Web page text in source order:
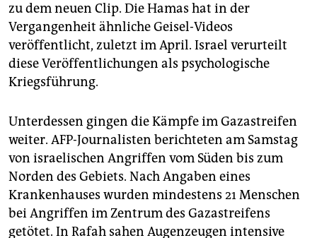
zu dem neuen Clip. Die Hamas hat in der
Vergangenheit ähnliche Geisel-Videos
veröffentlicht, zuletzt im April. Israel verurteilt
diese Veröffentlichungen als psychologische
Kriegsführung.
Unterdessen gingen die Kämpfe im Gazastreifen
weiter. AFP-Journalisten berichteten am Samstag
von israelischen Angriffen vom Süden bis zum
Norden des Gebiets. Nach Angaben eines
Krankenhauses wurden mindestens 21 Menschen
bei Angriffen im Zentrum des Gazastreifens
getötet. In Rafah sahen Augenzeugen intensive